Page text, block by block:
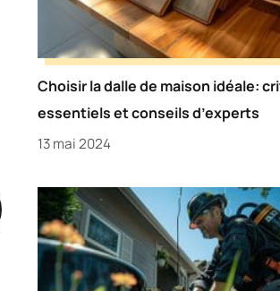
Choisir la dalle de maison idéale:
essentiels et conseils d’experts
13 mai 2024